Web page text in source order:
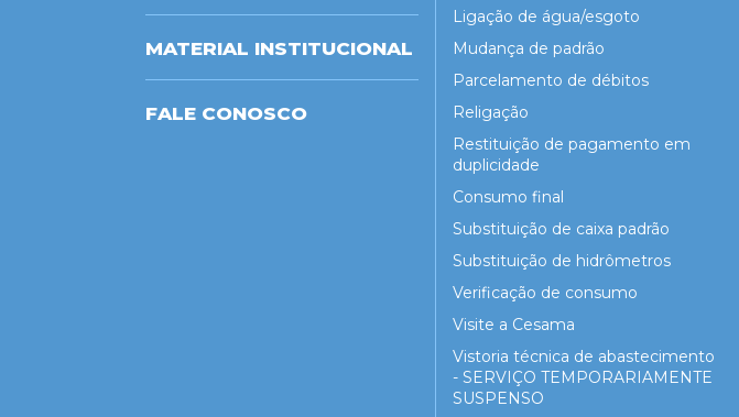
MATERIAL INSTITUCIONAL
FALE CONOSCO
Ligação de água/esgoto
Mudança de padrão
Parcelamento de débitos
Religação
Restituição de pagamento em
duplicidade
Consumo final
Substituição de caixa padrão
Substituição de hidrômetros
Verificação de consumo
Visite a Cesama
Vistoria técnica de abastecimento
- SERVIÇO TEMPORARIAMENTE
SUSPENSO